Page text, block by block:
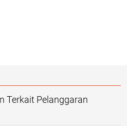
Terkait Pelanggaran